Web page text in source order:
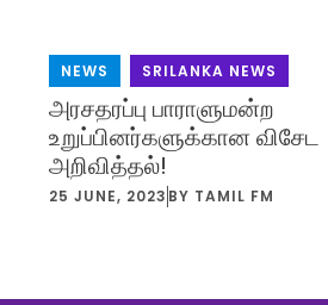
NEWS SRILANKA NEWS
அரசதரப்பு பாராளுமன்ற
உறுப்பினர்களுக்கான விசேட
அறிவித்தல்!
25 JUNE, 2023 BY TAMIL FM